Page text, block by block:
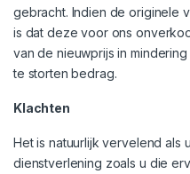
gebracht. Indien de originele
is dat deze voor ons
van de nieuwprijs in
te storten bedrag.
Klachten
Het is natuurlijk vervelend als
dienstverlening zoals u die